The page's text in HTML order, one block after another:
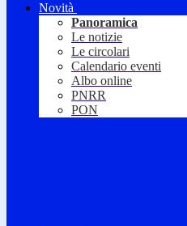
Novità
Panoramica
Le notizie
Le circolari
Calendario eventi
Albo online
PNRR
PON